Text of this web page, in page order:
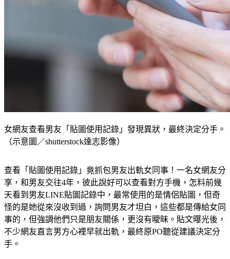
（示意圖／shutterstock達志影像）
享，和男友交往4年，彼此說好可以查看對方手機，怎料前幾
天看到男友LINE貼圖記錄中，最常使用的是情侶貼圖，但奇
怪的是她從來沒收到過，詢問男友才坦白，這些都是傳給女同
事的，但強調他們只是朋友關係，更沒有曖昧。貼文曝光後，
不少網友直言男方心裡早就出軌，最終原PO聽從建議決定分
手。